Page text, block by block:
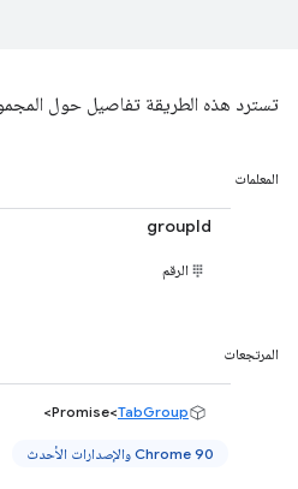
تسترد هذه الطريقة تفاصيل حول
المعلمات
groupId
الرقم
المرتجعات
Promise<TabGroup
>
Chrome 90 والإصدارات الأحدث